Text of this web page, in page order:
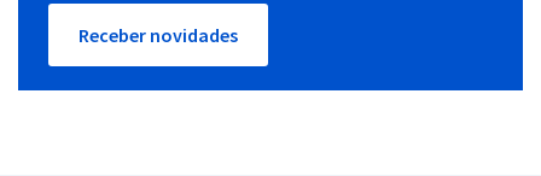
Receber novidades